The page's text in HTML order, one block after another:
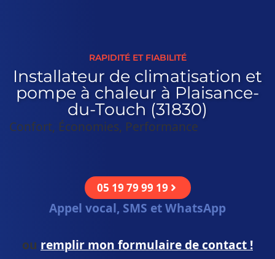
RAPIDITÉ ET FIABILITÉ
Installateur de climatisation et
pompe à chaleur à Plaisance-
du-Touch (31830)
Confort, Économies, Performance
05 19 79 99 19
Appel vocal, SMS et WhatsApp
ou remplir mon formulaire de contact !